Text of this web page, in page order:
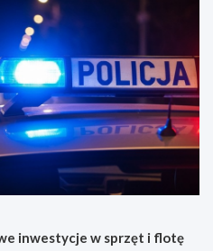
inwestycje w sprzęt i flotę